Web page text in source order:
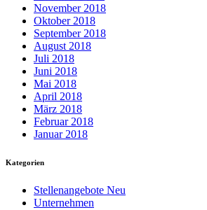
November 2018
Oktober 2018
September 2018
August 2018
Juli 2018
Juni 2018
Mai 2018
April 2018
März 2018
Februar 2018
Januar 2018
Kategorien
Stellenangebote Neu
Unternehmen